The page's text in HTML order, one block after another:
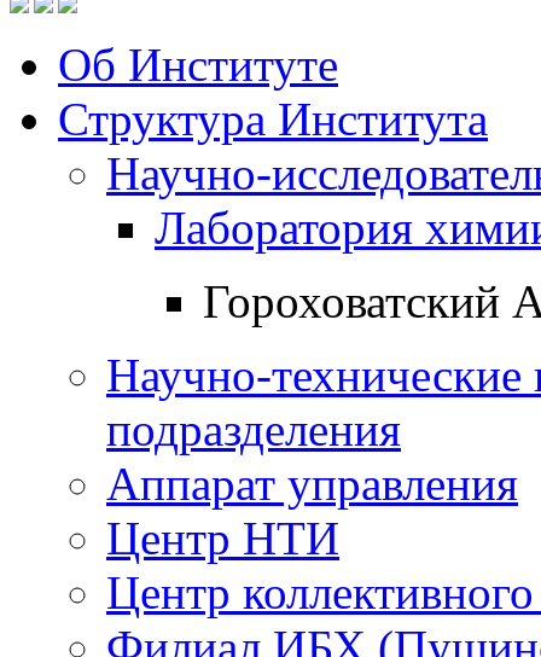
Об Институте
Структура Института
Научно-
Лаборатория
Гороховатский
Научно-технические
подразделения
Аппарат управления
Центр НТИ
Центр
Филиал ИБХ